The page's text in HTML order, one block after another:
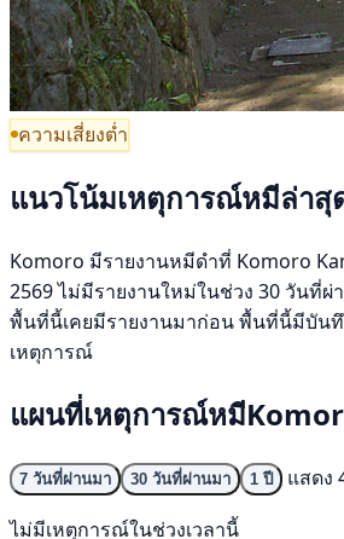
ความเสี่ยงต่ำ
แนวโน้มเหตุการณ์หมีล่าสุ
Komoro มีรายงานหมีดำที่ Komoro
2569 ไม่มีรายงานใหม่ในช่วง 30 วันที่ผ่
พื้นที่นี้เคยมีรายงานมาก่อน พื้นที่นี้มีบัน
เหตุการณ์
แผนที่เหตุการณ์หมี
7 วันที่ผ่านมา 30 วันที่ผ่านมา 1 ปี
แสดง
ไม่มีเหตุการณ์ในช่วงเวลานี้